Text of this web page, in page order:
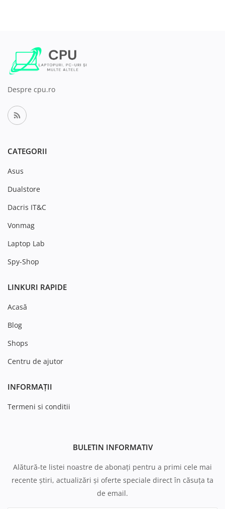
Despre cpu.ro
CATEGORII
Asus
Dualstore
Dacris IT&C
Vonmag
Laptop Lab
Spy-Shop
LINKURI RAPIDE
Acasă
Blog
Shops
Centru de ajutor
INFORMAȚII
Termeni si conditii
BULETIN INFORMATIV
Alătură-te listei noastre de abonați pentru a primi cele mai
recente știri, actualizări și oferte speciale direct în căsuța ta
de email.